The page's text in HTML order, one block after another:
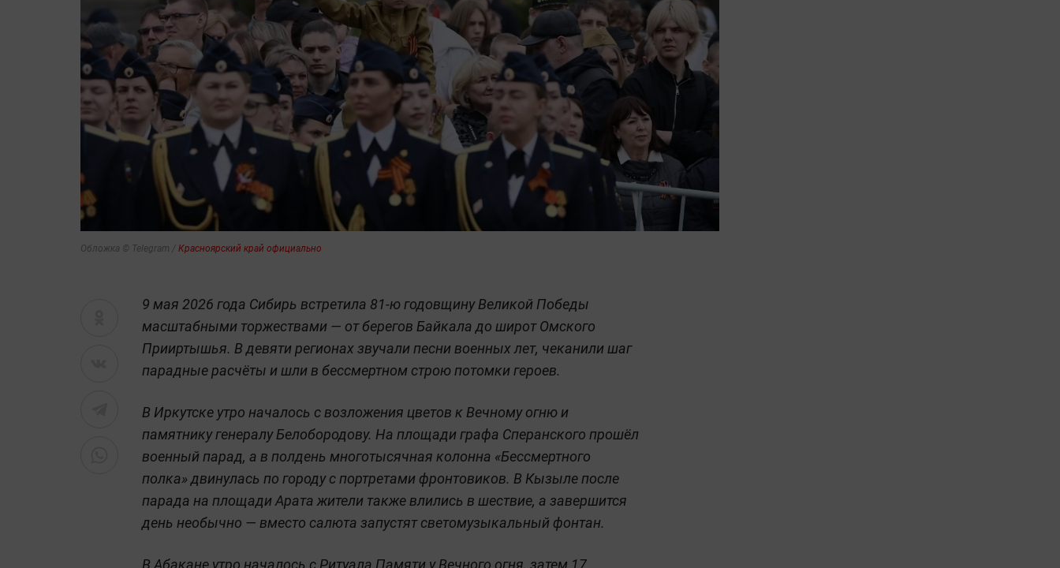
Обложка © Telegram / Красноярский край официально
9 мая 2026 года Сибирь встретила 81-ю годовщину Великой Победы
масштабными торжествами — от берегов Байкала до широт Омского
Прииртышья. В девяти регионах звучали песни военных лет, чеканили шаг
парадные расчёты и шли в бессмертном строю потомки героев.
В Иркутске утро началось с возложения цветов к Вечному огню и
памятнику генералу Белобородову. На площади графа Сперанского прошёл
военный парад, а в полдень многотысячная колонна «Бессмертного
полка» двинулась по городу с портретами фронтовиков. В Кызыле после
парада на площади Арата жители также влились в шествие, а завершится
день необычно — вместо салюта запустят светомузыкальный фонтан.
В Абакане утро началось с Ритуала Памяти у Вечного огня, затем 17